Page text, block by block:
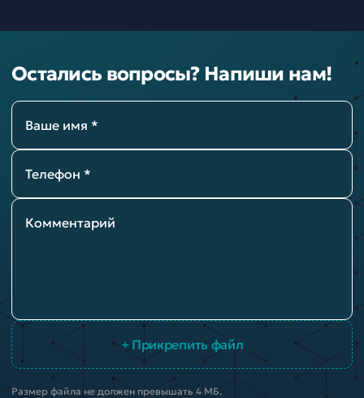
Остались вопросы? Напиши нам!
Ваше имя *
Телефон *
Комментарий
+ Прикрепить файл
Размер файла не должен превышать 4 МБ.